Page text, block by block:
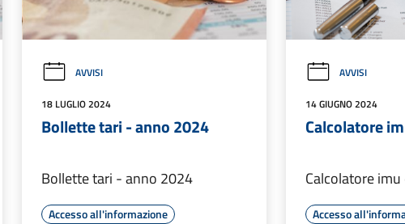
AVVISI
18 LUGLIO 2024
Bollette tari - anno 2024
Bollette tari - anno 2024
Accesso all'informazione
AVVISI
14 GIUGNO 2024
Calcolatore
Calcolatore
Accesso